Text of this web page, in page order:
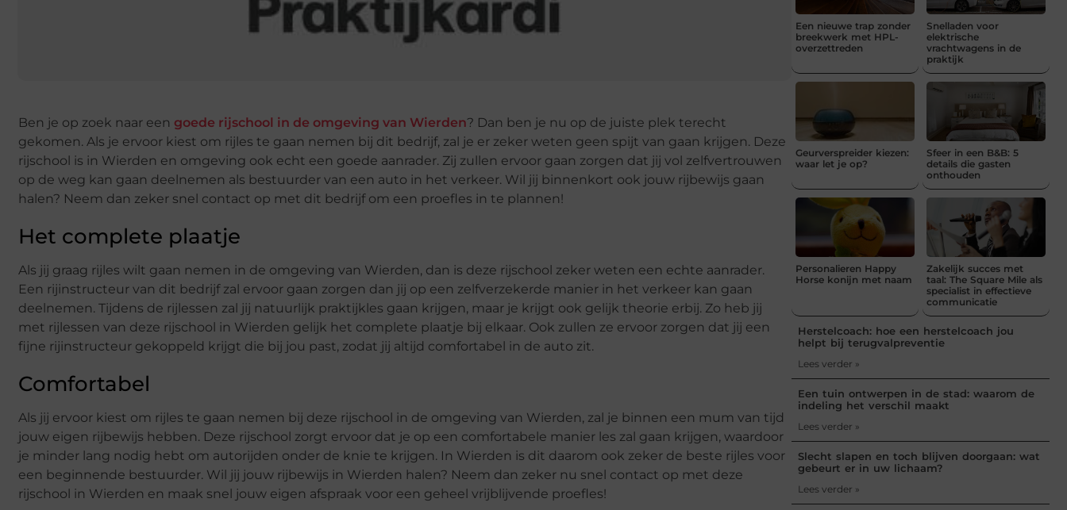
Ben je op zoek naar een goede rijschool in de omgeving van Wierden? Dan ben je nu op de juiste plek terecht
gekomen. Als je ervoor kiest om rijles te gaan nemen bij dit bedrijf, zal je er zeker weten geen spijt van gaan krijgen. Deze
rijschool is in Wierden en omgeving ook echt een goede aanrader. Zij zullen ervoor gaan zorgen dat jij vol zelfvertrouwen
op de weg kan gaan deelnemen als bestuurder van een auto in het verkeer. Wil jij binnenkort ook jouw rijbewijs gaan
halen? Neem dan zeker snel contact op met dit bedrijf om een proefles in te plannen!
Het complete plaatje
Als jij graag rijles wilt gaan nemen in de omgeving van Wierden, dan is deze rijschool zeker weten een echte aanrader.
Een rijinstructeur van dit bedrijf zal ervoor gaan zorgen dan jij op een zelfverzekerde manier in het verkeer kan gaan
deelnemen. Tijdens de rijlessen zal jij natuurlijk praktijkles gaan krijgen, maar je krijgt ook gelijk theorie erbij. Zo heb jij
met rijlessen van deze rijschool in Wierden gelijk het complete plaatje bij elkaar. Ook zullen ze ervoor zorgen dat jij een
fijne rijinstructeur gekoppeld krijgt die bij jou past, zodat jij altijd comfortabel in de auto zit.
Comfortabel
Als jij ervoor kiest om rijles te gaan nemen bij deze rijschool in de omgeving van Wierden, zal je binnen een mum van tijd
jouw eigen rijbewijs hebben. Deze rijschool zorgt ervoor dat je op een comfortabele manier les zal gaan krijgen, waardoor
je minder lang nodig hebt om autorijden onder de knie te krijgen. In Wierden is dit daarom ook zeker de beste rijles voor
een beginnende bestuurder. Wil jij jouw rijbewijs in Wierden halen? Neem dan zeker nu snel contact op met deze
rijschool in Wierden en maak snel jouw eigen afspraak voor een geheel vrijblijvende proefles!
Een nieuwe trap zonder
breekwerk met HPL-
overzettreden
Snelladen voor
elektrische
vrachtwagens in de
praktijk
Geurverspreider kiezen:
waar let je op?
Sfeer in een B&B: 5
details die gasten
onthouden
Personalieren Happy
Horse konijn met naam
Zakelijk succes met
taal: The Square Mile als
specialist in effectieve
communicatie
Herstelcoach: hoe een herstelcoach jou
helpt bij terugvalpreventie
Lees verder »
Een tuin ontwerpen in de stad: waarom de
indeling het verschil maakt
Lees verder »
Slecht slapen en toch blijven doorgaan: wat
gebeurt er in uw lichaam?
Lees verder »